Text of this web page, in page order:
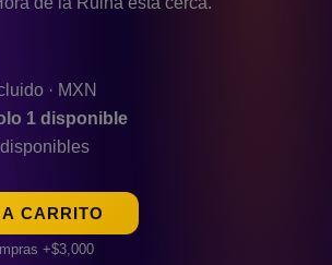
· MXN
1 disponible
CARRITO
+$3,000